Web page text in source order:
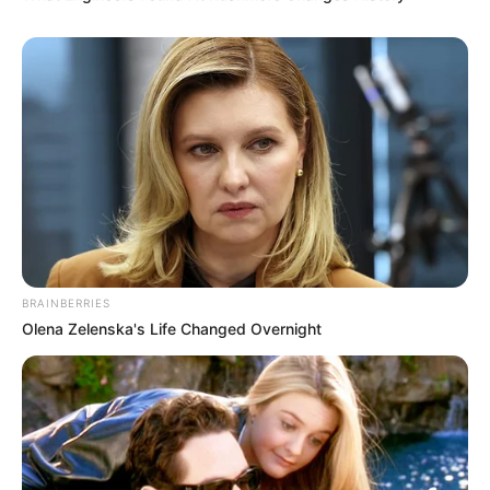
DESTAQUES
BRAINBERRIES
Olena Zelenska's Life Changed Overnight